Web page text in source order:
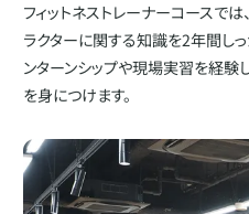
フィットネストレーナーコースで
ラクターに関する知識を2年間し
ンターンシップや現場実習を経験
を身につけます。